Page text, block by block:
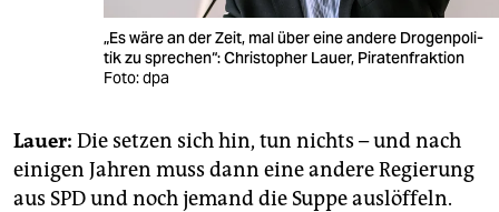
„Es wäre an der Zeit, mal über eine an­de­re Dro­gen­po­li­
tik zu spre­chen“: Christopher Lauer, Piratenfraktion
Foto: dpa
Lauer: Die set­zen sich hin, tun nichts – und nach
ei­ni­gen Jah­ren muss dann eine an­de­re Re­gie­rung
aus SPD und noch je­mand die Suppe aus­löf­feln.